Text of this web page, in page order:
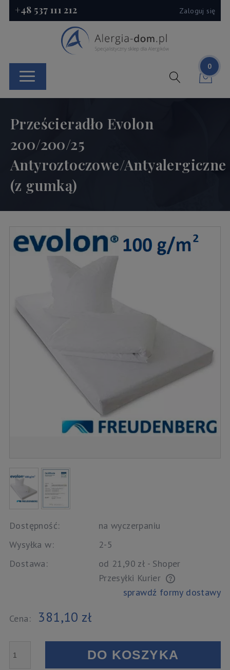
+48 537 111 212 Zaloguj się
0
Prześcieradło Evolon
200/200/25
Antyroztoczowe/Antyalergiczne
(z gumką)
Dostępność:
na wyczerpaniu
Wysyłka w:
2-5
Dostawa:
od 21,90 zł - Shoper
Przesyłki Kurier
Cena nie zawiera ewentualnych kosztów płatności
sprawdź formy dostawy
Cena: 381,10 zł
DO KOSZYKA